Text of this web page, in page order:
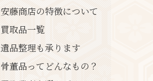
安藤商店の特徴について
買取品一覧
遺品整理も承ります
骨董品ってどんなもの？